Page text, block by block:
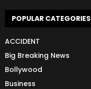
POPULAR CATEGORIES
ACCIDENT
Big Breaking News
Bollywood
Business